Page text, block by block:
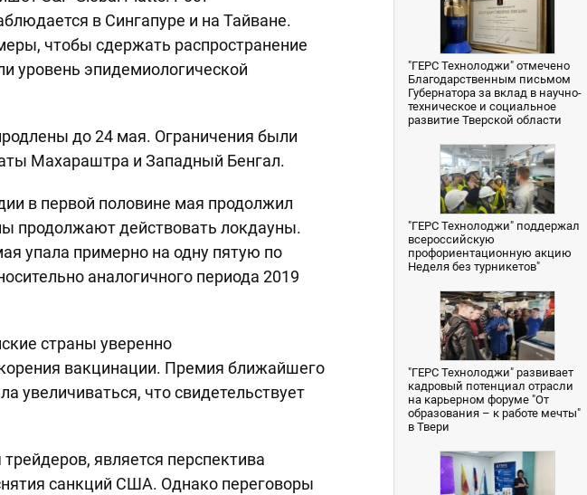
в Сингапуре и на Тайване.
чтобы сдержать распространение
уровень эпидемиологической
до 24 мая. Ограничения были
Махараштра и Западный Бенгал.
в первой половине мая продолжил
продолжают действовать локдауны.
упала примерно на одну пятую по
аналогичного периода 2019
страны уверенно
вакцинации. Премия ближайшего
увеличиваться, что свидетельствует
является перспектива
санкций США. Однако переговоры
"ГЕРС Технолоджи" отмечено
Благодарственным письмом
Губернатора за вклад в научно-
техническое и социальное
развитие Тверской области
"ГЕРС Технолоджи" поддержал
всероссийскую
профориентационную акцию
Неделя без турникетов"
"ГЕРС Технолоджи" развивает
кадровый потенциал отрасли
на карьерном форуме "От
образования – к работе мечты"
в Твери